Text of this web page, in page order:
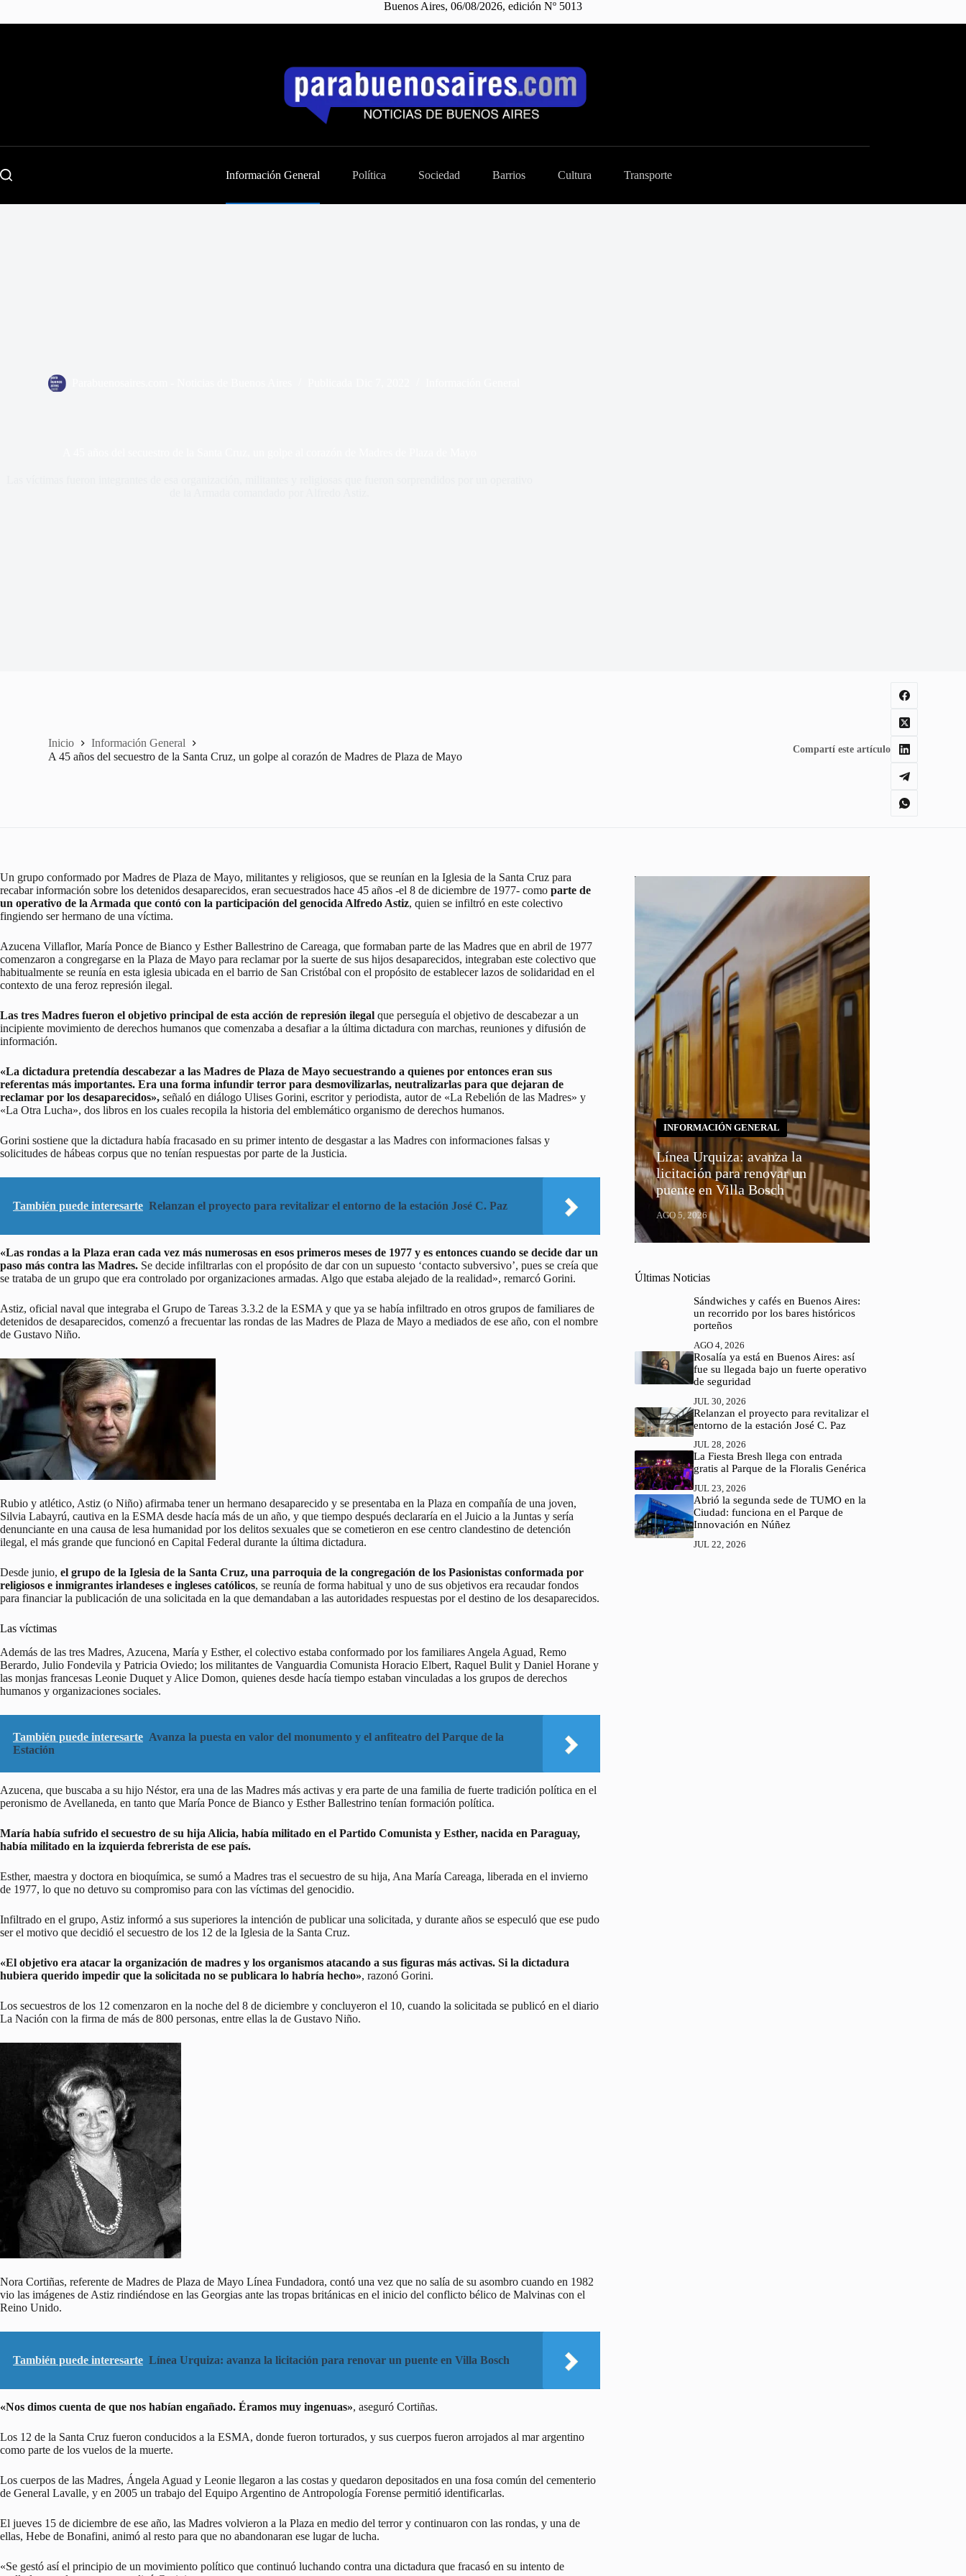
Buenos Aires, 06/08/2026, edición Nº 5013
Información General Política Sociedad Barrios Cultura Transporte
Inicio
Información General
A 45 años del secuestro de la Santa Cruz, un golpe al corazón de Madres de Plaza de Mayo
Compartí este artículo
Un grupo conformado por Madres de Plaza de Mayo, militantes y religiosos, que se reunían en la Iglesia de la Santa Cruz para
recabar información sobre los detenidos desaparecidos, eran secuestrados hace 45 años -el 8 de diciembre de 1977- como parte de
un operativo de la Armada que contó con la participación del genocida Alfredo Astiz, quien se infiltró en este colectivo
fingiendo ser hermano de una víctima.
Azucena Villaflor, María Ponce de Bianco y Esther Ballestrino de Careaga, que formaban parte de las Madres que en abril de 1977
comenzaron a congregarse en la Plaza de Mayo para reclamar por la suerte de sus hijos desaparecidos, integraban este colectivo que
habitualmente se reunía en esta iglesia ubicada en el barrio de San Cristóbal con el propósito de establecer lazos de solidaridad en el
contexto de una feroz represión ilegal.
Las tres Madres fueron el objetivo principal de esta acción de represión ilegal que perseguía el objetivo de descabezar a un
incipiente movimiento de derechos humanos que comenzaba a desafiar a la última dictadura con marchas, reuniones y difusión de
información.
«La dictadura pretendía descabezar a las Madres de Plaza de Mayo secuestrando a quienes por entonces eran sus
referentas más importantes. Era una forma infundir terror para desmovilizarlas, neutralizarlas para que dejaran de
reclamar por los desaparecidos», señaló en diálogo Ulises Gorini, escritor y periodista, autor de «La Rebelión de las Madres» y
«La Otra Lucha», dos libros en los cuales recopila la historia del emblemático organismo de derechos humanos.
Gorini sostiene que la dictadura había fracasado en su primer intento de desgastar a las Madres con informaciones falsas y
solicitudes de hábeas corpus que no tenían respuestas por parte de la Justicia.
También puede interesarte Relanzan el proyecto para revitalizar el entorno de la estación José C. Paz
«Las rondas a la Plaza eran cada vez más numerosas en esos primeros meses de 1977 y es entonces cuando se decide dar un
paso más contra las Madres. Se decide infiltrarlas con el propósito de dar con un supuesto ‘contacto subversivo’, pues se creía que
se trataba de un grupo que era controlado por organizaciones armadas. Algo que estaba alejado de la realidad», remarcó Gorini.
Astiz, oficial naval que integraba el Grupo de Tareas 3.3.2 de la ESMA y que ya se había infiltrado en otros grupos de familiares de
detenidos de desaparecidos, comenzó a frecuentar las rondas de las Madres de Plaza de Mayo a mediados de ese año, con el nombre
de Gustavo Niño.
Rubio y atlético, Astiz (o Niño) afirmaba tener un hermano desaparecido y se presentaba en la Plaza en compañía de una joven,
Silvia Labayrú, cautiva en la ESMA desde hacía más de un año, y que tiempo después declararía en el Juicio a la Juntas y sería
denunciante en una causa de lesa humanidad por los delitos sexuales que se cometieron en ese centro clandestino de detención
ilegal, el más grande que funcionó en Capital Federal durante la última dictadura.
Desde junio, el grupo de la Iglesia de la Santa Cruz, una parroquia de la congregación de los Pasionistas conformada por
religiosos e inmigrantes irlandeses e ingleses católicos, se reunía de forma habitual y uno de sus objetivos era recaudar fondos
para financiar la publicación de una solicitada en la que demandaban a las autoridades respuestas por el destino de los desaparecidos.
Las víctimas
Además de las tres Madres, Azucena, María y Esther, el colectivo estaba conformado por los familiares Angela Aguad, Remo
Berardo, Julio Fondevila y Patricia Oviedo; los militantes de Vanguardia Comunista Horacio Elbert, Raquel Bulit y Daniel Horane y
las monjas francesas Leonie Duquet y Alice Domon, quienes desde hacía tiempo estaban vinculadas a los grupos de derechos
humanos y organizaciones sociales.
También puede interesarte Avanza la puesta en valor del monumento y el anfiteatro del Parque de la
Estación
Azucena, que buscaba a su hijo Néstor, era una de las Madres más activas y era parte de una familia de fuerte tradición política en el
peronismo de Avellaneda, en tanto que María Ponce de Bianco y Esther Ballestrino tenían formación política.
María había sufrido el secuestro de su hija Alicia, había militado en el Partido Comunista y Esther, nacida en Paraguay,
había militado en la izquierda febrerista de ese país.
Esther, maestra y doctora en bioquímica, se sumó a Madres tras el secuestro de su hija, Ana María Careaga, liberada en el invierno
de 1977, lo que no detuvo su compromiso para con las víctimas del genocidio.
Infiltrado en el grupo, Astiz informó a sus superiores la intención de publicar una solicitada, y durante años se especuló que ese pudo
ser el motivo que decidió el secuestro de los 12 de la Iglesia de la Santa Cruz.
«El objetivo era atacar la organización de madres y los organismos atacando a sus figuras más activas. Si la dictadura
hubiera querido impedir que la solicitada no se publicara lo habría hecho», razonó Gorini.
Los secuestros de los 12 comenzaron en la noche del 8 de diciembre y concluyeron el 10, cuando la solicitada se publicó en el diario
La Nación con la firma de más de 800 personas, entre ellas la de Gustavo Niño.
Nora Cortiñas, referente de Madres de Plaza de Mayo Línea Fundadora, contó una vez que no salía de su asombro cuando en 1982
vio las imágenes de Astiz rindiéndose en las Georgias ante las tropas británicas en el inicio del conflicto bélico de Malvinas con el
Reino Unido.
También puede interesarte Línea Urquiza: avanza la licitación para renovar un puente en Villa Bosch
«Nos dimos cuenta de que nos habían engañado. Éramos muy ingenuas», aseguró Cortiñas.
Los 12 de la Santa Cruz fueron conducidos a la ESMA, donde fueron torturados, y sus cuerpos fueron arrojados al mar argentino
como parte de los vuelos de la muerte.
Los cuerpos de las Madres, Ángela Aguad y Leonie llegaron a las costas y quedaron depositados en una fosa común del cementerio
de General Lavalle, y en 2005 un trabajo del Equipo Argentino de Antropología Forense permitió identificarlas.
El jueves 15 de diciembre de ese año, las Madres volvieron a la Plaza en medio del terror y continuaron con las rondas, y una de
ellas, Hebe de Bonafini, animó al resto para que no abandonaran ese lugar de lucha.
«Se gestó así el principio de un movimiento político que continuó luchando contra una dictadura que fracasó en su intento de
INFORMACIÓN GENERAL
Línea Urquiza: avanza la
licitación para renovar un
puente en Villa Bosch
AGO 5, 2026
Últimas Noticias
Sándwiches y cafés en Buenos Aires:
un recorrido por los bares históricos
porteños
AGO 4, 2026
Rosalía ya está en Buenos Aires: así
fue su llegada bajo un fuerte operativo
de seguridad
JUL 30, 2026
Relanzan el proyecto para revitalizar el
entorno de la estación José C. Paz
JUL 28, 2026
La Fiesta Bresh llega con entrada
gratis al Parque de la Floralis Genérica
JUL 23, 2026
Abrió la segunda sede de TUMO en la
Ciudad: funciona en el Parque de
Innovación en Núñez
JUL 22, 2026